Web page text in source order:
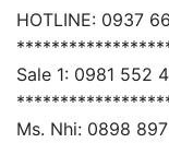
HOTLINE: 0937
Sale 1: 0981 552
Ms. Nhi: 0898